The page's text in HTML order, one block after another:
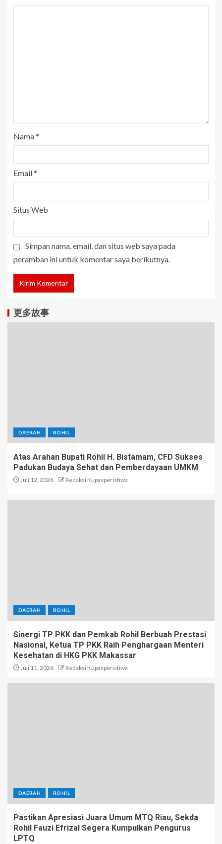
Nama*
Email*
Situs Web
Simpan nama, email, dan situs web saya pada
peramban ini untuk komentar saya berikutnya.
更多故事
DAERAH ROHIL
Atas Arahan Bupati Rohil H. Bistamam, CFD Sukses
Padukan Budaya Sehat dan Pemberdayaan UMKM
Juli 12, 2026 Redaksi Kupasperistiwa
DAERAH ROHIL
Sinergi TP PKK dan Pemkab Rohil Berbuah Prestasi
Nasional, Ketua TP PKK Raih Penghargaan Menteri
Kesehatan di HKG PKK Makassar
Juli 11, 2026 Redaksi Kupasperistiwa
DAERAH ROHIL
Pastikan Apresiasi Juara Umum MTQ Riau, Sekda
Rohil Fauzi Efrizal Segera Kumpulkan Pengurus
LPTQ